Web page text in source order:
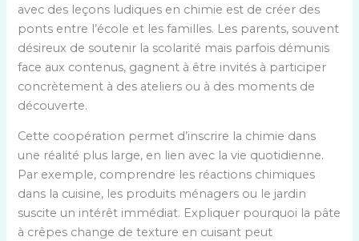
avec des leçons ludiques en chimie est de créer des
ponts entre l’école et les familles. Les parents, souvent
désireux de soutenir la scolarité mais parfois démunis
face aux contenus, gagnent à être invités à participer
concrètement à des ateliers ou à des moments de
découverte.
Cette coopération permet d’inscrire la chimie dans
une réalité plus large, en lien avec la vie quotidienne.
Par exemple, comprendre les réactions chimiques
dans la cuisine, les produits ménagers ou le jardin
suscite un intérêt immédiat. Expliquer pourquoi la pâte
à crêpes change de texture en cuisant peut